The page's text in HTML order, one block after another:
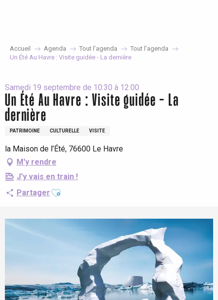
Accueil Agenda Tout l’agenda
Tout l’agenda
Un Été Au Havre : Visite guidée - La dernière
Samedi 19 septembre de 10:30 à 12:00
Un Été Au Havre : Visite guidée - La
dernière
PATRIMOINE CULTURELLE VISITE
la Maison de l’Été, 76600 Le Havre
M'y rendre
J'y vais en train !
Partager Ajouter aux favoris